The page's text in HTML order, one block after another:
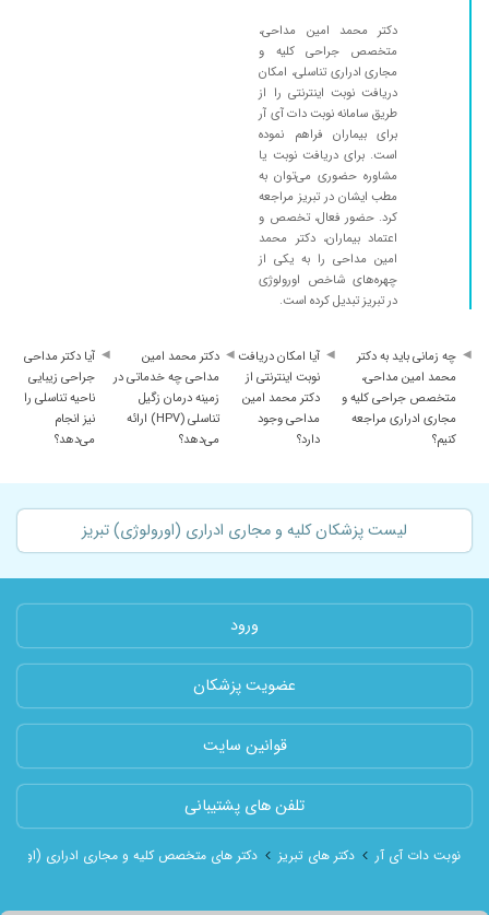
دکتر محمد امین مداحی،
متخصص جراحی کلیه و
مجاری ادراری تناسلی، امکان
دریافت نوبت اینترنتی را از
طریق سامانه نوبت دات آی آر
برای بیماران فراهم نموده
است. برای دریافت نوبت یا
مشاوره حضوری می‌توان به
مطب ایشان در تبریز مراجعه
کرد. حضور فعال، تخصص و
اعتماد بیماران، دکتر محمد
امین مداحی را به یکی از
چهره‌های شاخص اورولوژی
در تبریز تبدیل کرده است.
چه زمانی باید به دکتر
محمد امین مداحی،
متخصص جراحی کلیه و
مجاری ادراری مراجعه
کنیم؟
آیا امکان دریافت
نوبت اینترنتی از
دکتر محمد امین
مداحی وجود
دارد؟
دکتر محمد امین
مداحی چه خدماتی در
زمینه درمان زگیل
تناسلی (HPV) ارائه
می‌دهد؟
آیا دکتر مداحی
جراحی زیبایی
ناحیه تناسلی را
نیز انجام
می‌دهد؟
لیست پزشکان کلیه و مجاری ادراری (اورولوژی) تبریز
ورود
عضویت پزشکان
قوانین سایت
تلفن های پشتیبانی
نوبت دات آی آر دکتر های تبریز دکتر های متخصص کلیه و مجاری ادراری